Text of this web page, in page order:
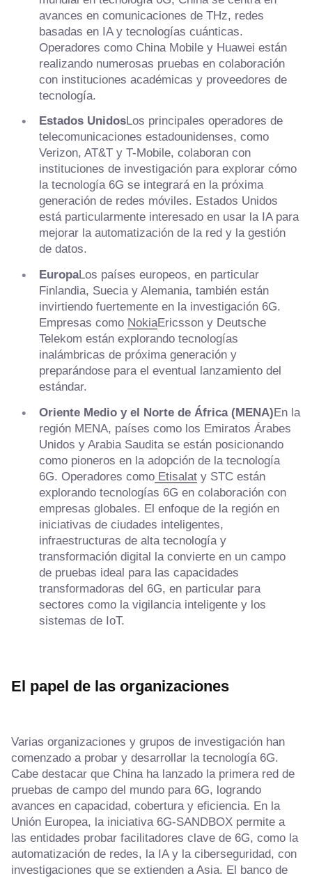
avances en comunicaciones de THz, redes
basadas en IA y tecnologías cuánticas.
Operadores como China Mobile y Huawei están
realizando numerosas pruebas en colaboración
con instituciones académicas y proveedores de
tecnología.
Estados UnidosLos principales operadores de
telecomunicaciones estadounidenses, como
Verizon, AT&T y T-Mobile, colaboran con
instituciones de investigación para explorar cómo
la tecnología 6G se integrará en la próxima
generación de redes móviles. Estados Unidos
está particularmente interesado en usar la IA para
mejorar la automatización de la red y la gestión
de datos.
EuropaLos países europeos, en particular
Finlandia, Suecia y Alemania, también están
invirtiendo fuertemente en la investigación 6G.
Empresas como NokiaEricsson y Deutsche
Telekom están explorando tecnologías
inalámbricas de próxima generación y
preparándose para el eventual lanzamiento del
estándar.
Oriente Medio y el Norte de África (MENA)En la
región MENA, países como los Emiratos Árabes
Unidos y Arabia Saudita se están posicionando
como pioneros en la adopción de la tecnología
6G. Operadores como Etisalat y STC están
explorando tecnologías 6G en colaboración con
empresas globales. El enfoque de la región en
iniciativas de ciudades inteligentes,
infraestructuras de alta tecnología y
transformación digital la convierte en un campo
de pruebas ideal para las capacidades
transformadoras del 6G, en particular para
sectores como la vigilancia inteligente y los
sistemas de IoT.
El papel de las organizaciones
Varias organizaciones y grupos de investigación han
comenzado a probar y desarrollar la tecnología 6G.
Cabe destacar que China ha lanzado la primera red de
pruebas de campo del mundo para 6G, logrando
avances en capacidad, cobertura y eficiencia. En la
Unión Europea, la iniciativa 6G-SANDBOX permite a
las entidades probar facilitadores clave de 6G, como la
automatización de redes, la IA y la ciberseguridad, con
investigaciones que se extienden a Asia. El banco de